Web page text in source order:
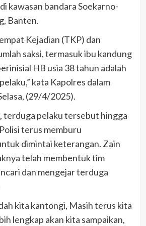
kawasan bandara Soekarno-
Banten.
Kejadian (TKP) dan
saksi, termasuk ibu kandung
HB usia 38 tahun adalah
kata Kapolres dalam
(29/4/2025).
terduga pelaku tersebut hingga
terus memburu
dimintai keterangan. Zain
telah membentuk tim
dan mengejar terduga
kita kantongi, Masih terus kita
lengkap akan kita sampaikan,